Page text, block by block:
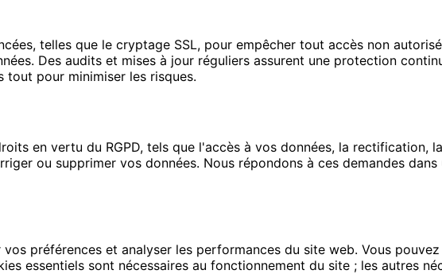
telles que le cryptage SSL, pour empêcher tout accès non
Des audits et mises à jour réguliers assurent une protection
tout pour minimiser les risques.
en vertu du RGPD, tels que l'accès à vos données, la rectification,
ou supprimer vos données. Nous répondons à ces demandes
préférences et analyser les performances du site web. Vous
essentiels sont nécessaires au fonctionnement du site ; les autres